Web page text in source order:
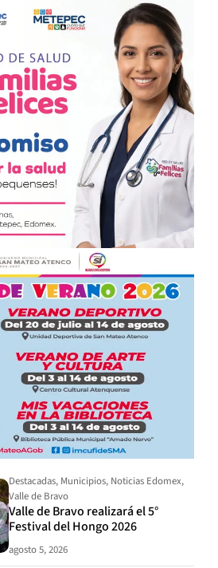
Destacadas, Municipios, Noticias Edomex,
Valle de Bravo
Valle de Bravo realizará el 5°
Festival del Hongo 2026
agosto 5, 2026